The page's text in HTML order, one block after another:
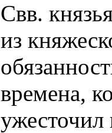
Свв.
из
времена,
ужесточил